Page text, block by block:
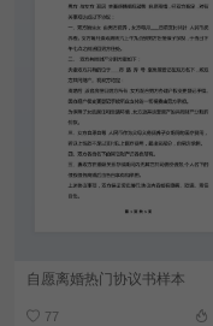
自愿离婚热门协议书样本
77